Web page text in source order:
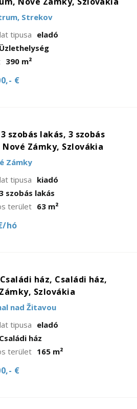
Strekov
tipusa
eladó
Üzlethelység
390 m²
€
szobás lakás, 3 szobás
Nové Zámky, Szlovákia
Zámky
tipusa
kiadó
3 szobás lakás
terület 63 m²
hó
ház, Családi ház,
Szlovákia
nad Žitavou
tipusa
eladó
Családi ház
terület 165 m²
€